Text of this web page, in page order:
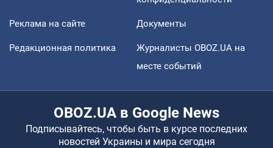
Реклама на сайте Документы
Редакционная политика
Журналисты OBOZ.UA на
месте событий
OBOZ.UA в Google News
Подписывайтесь, чтобы быть в курсе последних
новостей Украины и мира сегодня